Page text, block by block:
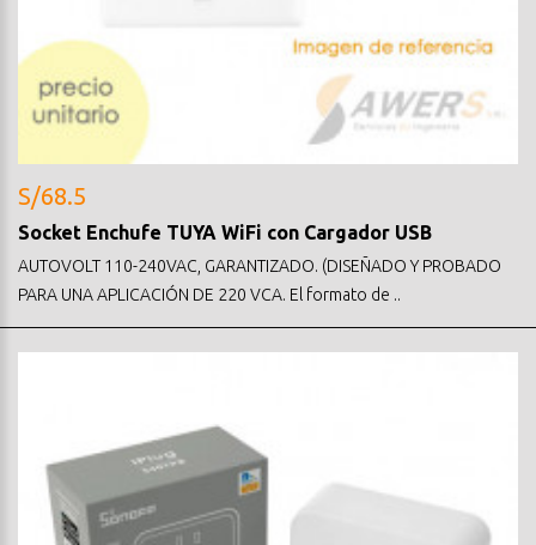
S/68.5
Socket Enchufe TUYA WiFi con Cargador USB
AUTOVOLT 110-240VAC, GARANTIZADO. (DISEÑADO Y PROBADO
PARA UNA APLICACIÓN DE 220 VCA. El formato de ..